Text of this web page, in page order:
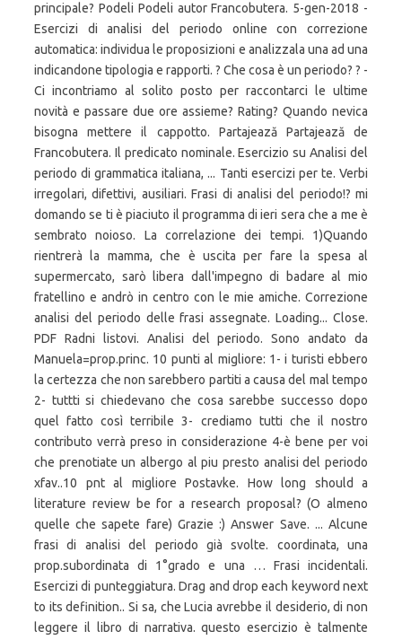
principale? Podeli Podeli autor Francobutera. 5-gen-2018 -
Esercizi di analisi del periodo online con correzione
automatica: individua le proposizioni e analizzala una ad una
indicandone tipologia e rapporti. ? Che cosa è un periodo? ? -
Ci incontriamo al solito posto per raccontarci le ultime
novità e passare due ore assieme? Rating? Quando nevica
bisogna mettere il cappotto. Partajează Partajează de
Francobutera. Il predicato nominale. Esercizio su Analisi del
periodo di grammatica italiana, ... Tanti esercizi per te. Verbi
irregolari, difettivi, ausiliari. Frasi di analisi del periodo!? mi
domando se ti è piaciuto il programma di ieri sera che a me è
sembrato noioso. La correlazione dei tempi. 1)Quando
rientrerà la mamma, che è uscita per fare la spesa al
supermercato, sarò libera dall'impegno di badare al mio
fratellino e andrò in centro con le mie amiche. Correzione
analisi del periodo delle frasi assegnate. Loading... Close.
PDF Radni listovi. Analisi del periodo. Sono andato da
Manuela=prop.princ. 10 punti al migliore: 1- i turisti ebbero
la certezza che non sarebbero partiti a causa del mal tempo
2- tuttti si chiedevano che cosa sarebbe successo dopo
quel fatto così terribile 3- crediamo tutti che il nostro
contributo verrà preso in considerazione 4-è bene per voi
che prenotiate un albergo al piu presto analisi del periodo
xfav..10 pnt al migliore Postavke. How long should a
literature review be for a research proposal? (O almeno
quelle che sapete fare) Grazie :) Answer Save. ... Alcune
frasi di analisi del periodo già svolte. coordinata, una
prop.subordinata di 1°grado e una … Frasi incidentali.
Esercizi di punteggiatura. Drag and drop each keyword next
to its definition.. Si sa, che Lucia avrebbe il desiderio, di non
leggere il libro di narrativa. questo esercizio è talmente